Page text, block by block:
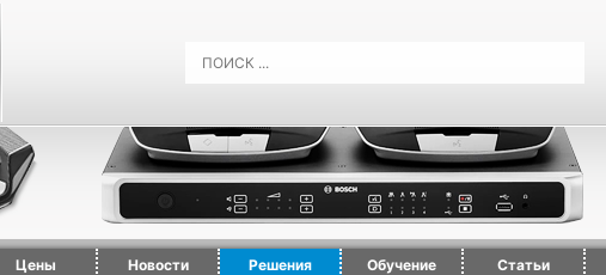
Цены Новости Решения Обучение Статьи